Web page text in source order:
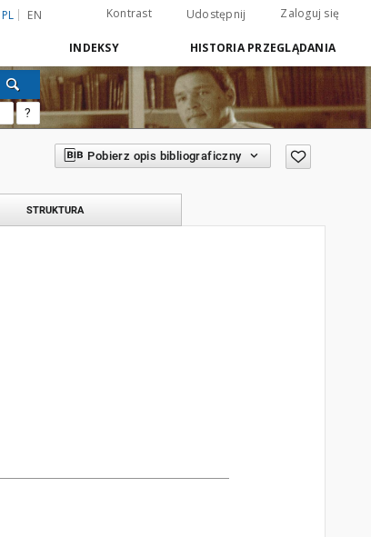
PL EN Kontrast Udostępnij Zaloguj się
INDEKSY HISTORIA PRZEGLĄDANIA
?
Pobierz opis bibliograficzny
STRUKTURA